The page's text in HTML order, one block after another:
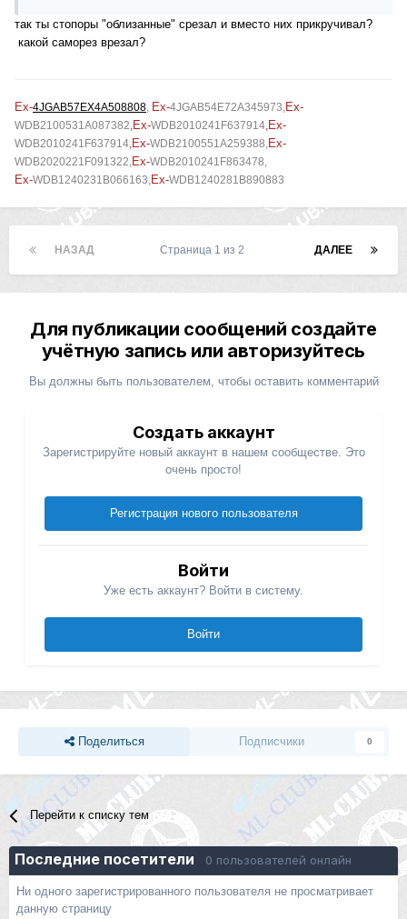
так ты стопоры "облизанные" срезал и вместо них прикручивал?
какой саморез врезал?
Ex-4JGAB57EX4A508808, Ex-4JGAB54E72A345973,Ex-
WDB2100531A087382,Ex-WDB2010241F637914,Ex-
WDB2010241F637914,Ex-WDB2100551A259388,Ex-
WDB2020221F091322,Ex-WDB2010241F863478,
Ex-WDB1240231B066163,Ex-WDB1240281B890883
НАЗАД ДАЛЕЕ
Страница 1 из 2
Для публикации сообщений создайте
учётную запись или авторизуйтесь
Вы должны быть пользователем, чтобы оставить комментарий
Создать аккаунт
Зарегистрируйте новый аккаунт в нашем сообществе. Это
очень просто!
Регистрация нового пользователя
Войти
Уже есть аккаунт? Войти в систему.
Войти
Поделиться Подписчики 0
Перейти к списку тем
Последние посетители 0 пользователей онлайн
Ни одного зарегистрированного пользователя не просматривает
данную страницу